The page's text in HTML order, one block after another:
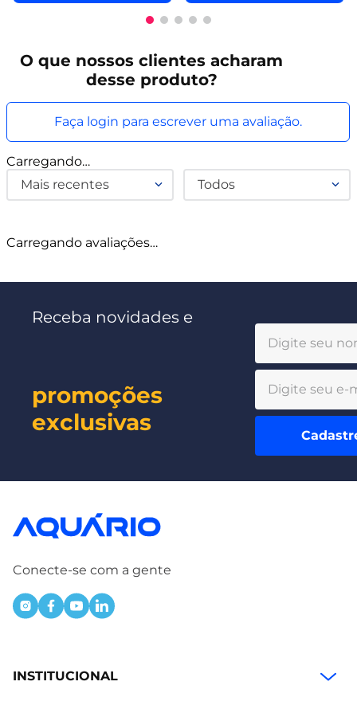
O que nossos clientes acharam
desse produto?
Carregando…
Faça login para escrever uma avaliação.
Mais recentes Todos
Carregando avaliações…
Receba novidades e
promoções
exclusivas
Conecte-se com a gente
INSTITUCIONAL